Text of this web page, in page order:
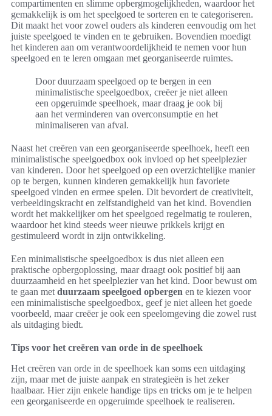
compartimenten en slimme opbergmogelijkheden, waardoor het
gemakkelijk is om het speelgoed te sorteren en te categoriseren.
Dit maakt het voor zowel ouders als kinderen eenvoudig om het
juiste speelgoed te vinden en te gebruiken. Bovendien moedigt
het kinderen aan om verantwoordelijkheid te nemen voor hun
speelgoed en te leren omgaan met georganiseerde ruimtes.
Door duurzaam speelgoed op te bergen in een
minimalistische speelgoedbox, creëer je niet alleen
een opgeruimde speelhoek, maar draag je ook bij
aan het verminderen van overconsumptie en het
minimaliseren van afval.
Naast het creëren van een georganiseerde speelhoek, heeft een
minimalistische speelgoedbox ook invloed op het speelplezier
van kinderen. Door het speelgoed op een overzichtelijke manier
op te bergen, kunnen kinderen gemakkelijk hun favoriete
speelgoed vinden en ermee spelen. Dit bevordert de creativiteit,
verbeeldingskracht en zelfstandigheid van het kind. Bovendien
wordt het makkelijker om het speelgoed regelmatig te rouleren,
waardoor het kind steeds weer nieuwe prikkels krijgt en
gestimuleerd wordt in zijn ontwikkeling.
Een minimalistische speelgoedbox is dus niet alleen een
praktische opbergoplossing, maar draagt ook positief bij aan
duurzaamheid en het speelplezier van het kind. Door bewust om
te gaan met duurzaam speelgoed opbergen en te kiezen voor
een minimalistische speelgoedbox, geef je niet alleen het goede
voorbeeld, maar creëer je ook een speelomgeving die zowel rust
als uitdaging biedt.
Tips voor het creëren van orde in de speelhoek
Het creëren van orde in de speelhoek kan soms een uitdaging
zijn, maar met de juiste aanpak en strategieën is het zeker
haalbaar. Hier zijn enkele handige tips en tricks om je te helpen
een georganiseerde en opgeruimde speelhoek te realiseren.